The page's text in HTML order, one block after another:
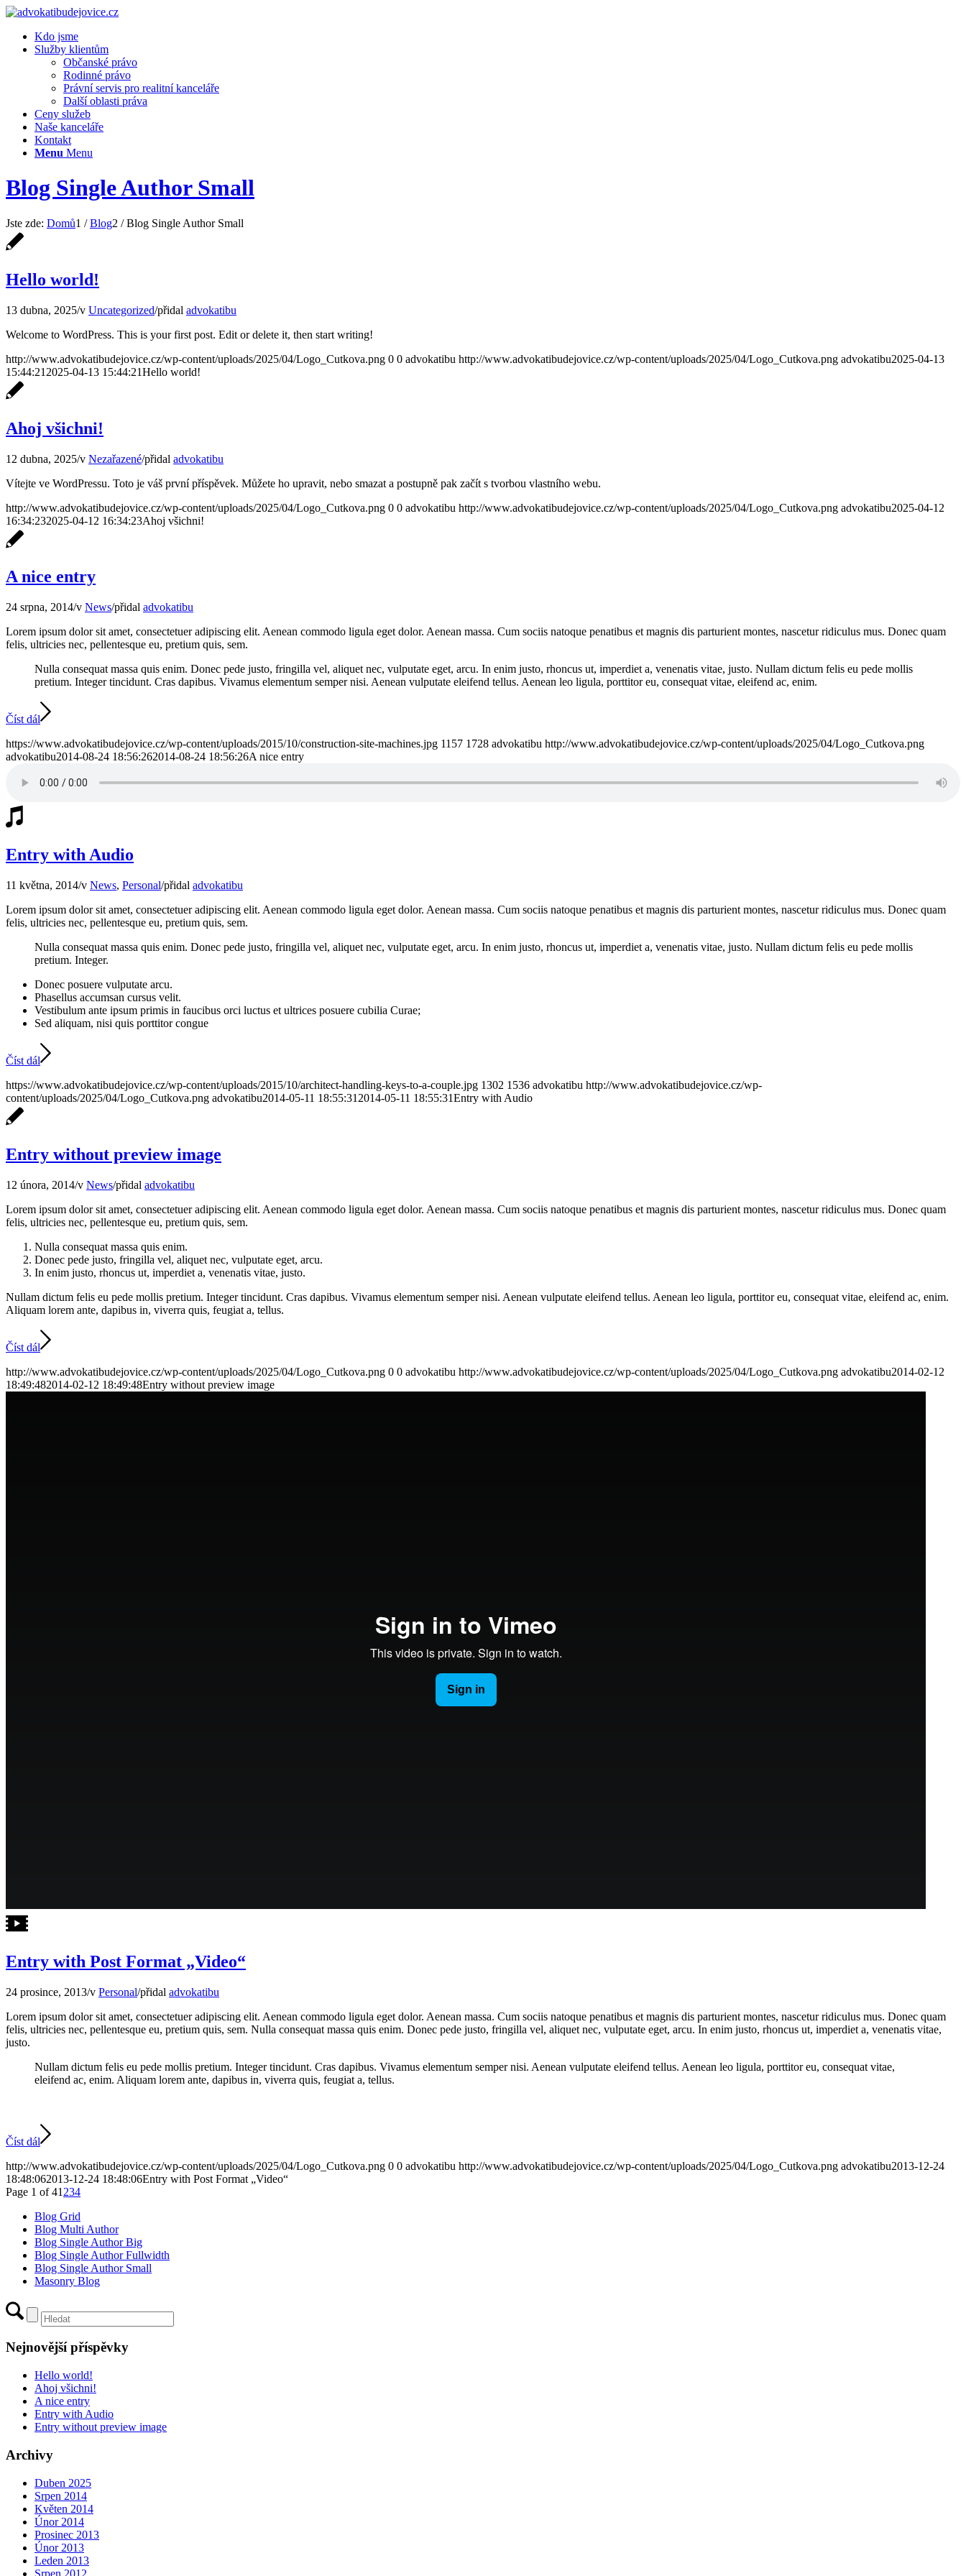
Kdo jsme
Služby klientům
Občanské právo
Rodinné právo
Právní servis pro realitní kanceláře
Další oblasti práva
Ceny služeb
Naše kanceláře
Kontakt
Menu Menu
Blog Single Author Small
Jste zde: Domů1 / Blog2 / Blog Single Author Small
Hello world!
13 dubna, 2025/v Uncategorized/přidal advokatibu
Welcome to WordPress. This is your first post. Edit or delete it, then start writing!
http://www.advokatibudejovice.cz/wp-content/uploads/2025/04/Logo_Cutkova.png 0 0 advokatibu http://www.advokatibudejovice.cz/wp-content/uploads/2025/04/Logo_Cutkova.png advokatibu2025-04-13
15:44:21 2025-04-13 15:44:21Hello world!
Ahoj všichni!
12 dubna, 2025/v Nezařazené/přidal advokatibu
Vítejte ve WordPressu. Toto je váš první příspěvek. Můžete ho upravit, nebo smazat a postupně pak začít s tvorbou vlastního webu.
http://www.advokatibudejovice.cz/wp-content/uploads/2025/04/Logo_Cutkova.png 0 0 advokatibu http://www.advokatibudejovice.cz/wp-content/uploads/2025/04/Logo_Cutkova.png advokatibu2025-04-12
16:34:232025-04-12 16:34:23Ahoj všichni!
A nice entry
24 srpna, 2014/v News/přidal advokatibu
Lorem ipsum dolor sit amet, consectetuer adipiscing elit. Aenean commodo ligula eget dolor. Aenean massa. Cum sociis natoque penatibus et magnis dis parturient montes, nascetur ridiculus mus. Donec quam
felis, ultricies nec, pellentesque eu, pretium quis, sem.
Nulla consequat massa quis enim. Donec pede justo, fringilla vel, aliquet nec, vulputate eget, arcu. In enim justo, rhoncus ut, imperdiet a, venenatis vitae, justo. Nullam dictum felis eu pede mollis
pretium. Integer tincidunt. Cras dapibus. Vivamus elementum semper nisi. Aenean vulputate eleifend tellus. Aenean leo ligula, porttitor eu, consequat vitae, eleifend ac, enim.
Číst dál
https://www.advokatibudejovice.cz/wp-content/uploads/2015/10/construction-site-machines.jpg 1157 1728 advokatibu http://www.advokatibudejovice.cz/wp-content/uploads/2025/04/Logo_Cutkova.png
advokatibu2014-08-24 18:56:262014-08-24 18:56:26A nice entry
Entry with Audio
11 května, 2014/v News, Personal/přidal advokatibu
Lorem ipsum dolor sit amet, consectetuer adipiscing elit. Aenean commodo ligula eget dolor. Aenean massa. Cum sociis natoque penatibus et magnis dis parturient montes, nascetur ridiculus mus. Donec quam
felis, ultricies nec, pellentesque eu, pretium quis, sem.
Nulla consequat massa quis enim. Donec pede justo, fringilla vel, aliquet nec, vulputate eget, arcu. In enim justo, rhoncus ut, imperdiet a, venenatis vitae, justo. Nullam dictum felis eu pede mollis
pretium. Integer.
Donec posuere vulputate arcu.
Phasellus accumsan cursus velit.
Vestibulum ante ipsum primis in faucibus orci luctus et ultrices posuere cubilia Curae;
Sed aliquam, nisi quis porttitor congue
Číst dál
https://www.advokatibudejovice.cz/wp-content/uploads/2015/10/architect-handling-keys-to-a-couple.jpg 1302 1536 advokatibu http://www.advokatibudejovice.cz/wp-
content/uploads/2025/04/Logo_Cutkova.png advokatibu2014-05-11 18:55:31 2014-05-11 18:55:31Entry with Audio
Entry without preview image
12 února, 2014/v News/přidal advokatibu
Lorem ipsum dolor sit amet, consectetuer adipiscing elit. Aenean commodo ligula eget dolor. Aenean massa. Cum sociis natoque penatibus et magnis dis parturient montes, nascetur ridiculus mus. Donec quam
felis, ultricies nec, pellentesque eu, pretium quis, sem.
Nulla consequat massa quis enim.
Donec pede justo, fringilla vel, aliquet nec, vulputate eget, arcu.
In enim justo, rhoncus ut, imperdiet a, venenatis vitae, justo.
Nullam dictum felis eu pede mollis pretium. Integer tincidunt. Cras dapibus. Vivamus elementum semper nisi. Aenean vulputate eleifend tellus. Aenean leo ligula, porttitor eu, consequat vitae, eleifend ac, enim.
Aliquam lorem ante, dapibus in, viverra quis, feugiat a, tellus.
Číst dál
http://www.advokatibudejovice.cz/wp-content/uploads/2025/04/Logo_Cutkova.png 0 0 advokatibu http://www.advokatibudejovice.cz/wp-content/uploads/2025/04/Logo_Cutkova.png advokatibu2014-02-12
18:49:482014-02-12 18:49:48Entry without preview image
Entry with Post Format „Video“
24 prosince, 2013/v Personal/přidal advokatibu
Lorem ipsum dolor sit amet, consectetuer adipiscing elit. Aenean commodo ligula eget dolor. Aenean massa. Cum sociis natoque penatibus et magnis dis parturient montes, nascetur ridiculus mus. Donec quam
felis, ultricies nec, pellentesque eu, pretium quis, sem. Nulla consequat massa quis enim. Donec pede justo, fringilla vel, aliquet nec, vulputate eget, arcu. In enim justo, rhoncus ut, imperdiet a, venenatis vitae,
justo.
Nullam dictum felis eu pede mollis pretium. Integer tincidunt. Cras dapibus. Vivamus elementum semper nisi. Aenean vulputate eleifend tellus. Aenean leo ligula, porttitor eu, consequat vitae,
eleifend ac, enim. Aliquam lorem ante, dapibus in, viverra quis, feugiat a, tellus.
Číst dál
http://www.advokatibudejovice.cz/wp-content/uploads/2025/04/Logo_Cutkova.png 0 0 advokatibu http://www.advokatibudejovice.cz/wp-content/uploads/2025/04/Logo_Cutkova.png advokatibu2013-12-24
18:48:062013-12-24 18:48:06Entry with Post Format „Video“
Page 1 of 41 234
Blog Grid
Blog Multi Author
Blog Single Author Big
Blog Single Author Fullwidth
Blog Single Author Small
Masonry Blog
Nejnovější příspěvky
Hello world!
Ahoj všichni!
A nice entry
Entry with Audio
Entry without preview image
Archivy
Duben 2025
Srpen 2014
Květen 2014
Únor 2014
Prosinec 2013
Únor 2013
Leden 2013
Srpen 2012